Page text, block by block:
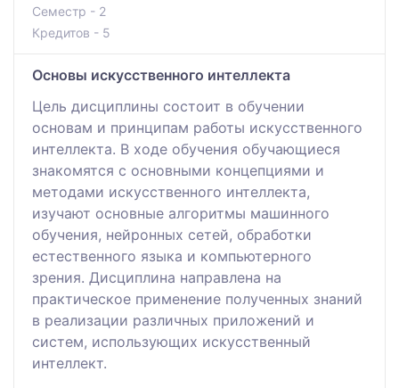
Семестр - 2
Кредитов - 5
Основы искусственного интеллекта
Цель дисциплины состоит в обучении
основам и принципам работы искусственного
интеллекта. В ходе обучения обучающиеся
знакомятся с основными концепциями и
методами искусственного интеллекта,
изучают основные алгоритмы машинного
обучения, нейронных сетей, обработки
естественного языка и компьютерного
зрения. Дисциплина направлена на
практическое применение полученных знаний
в реализации различных приложений и
систем, использующих искусственный
интеллект.